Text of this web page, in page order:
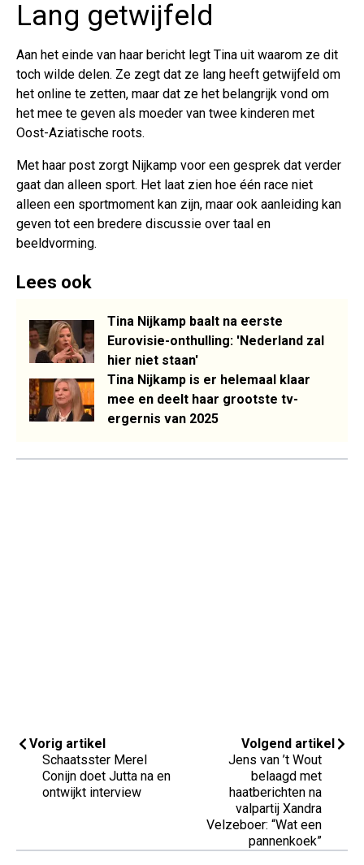
Lang getwijfeld
Aan het einde van haar bericht legt Tina uit waarom ze dit
toch wilde delen. Ze zegt dat ze lang heeft getwijfeld om
het online te zetten, maar dat ze het belangrijk vond om
het mee te geven als moeder van twee kinderen met
Oost-Aziatische roots.
Met haar post zorgt Nijkamp voor een gesprek dat verder
gaat dan alleen sport. Het laat zien hoe één race niet
alleen een sportmoment kan zijn, maar ook aanleiding kan
geven tot een bredere discussie over taal en
beeldvorming.
Lees ook
Tina Nijkamp baalt na eerste
Eurovisie-onthulling: 'Nederland zal
hier niet staan'
Tina Nijkamp is er helemaal klaar
mee en deelt haar grootste tv-
ergernis van 2025
Vorig artikel
Schaatsster Merel
Conijn doet Jutta na en
ontwijkt interview
Volgend artikel
Jens van ’t Wout
belaagd met
haatberichten na
valpartij Xandra
Velzeboer: “Wat een
pannenkoek”